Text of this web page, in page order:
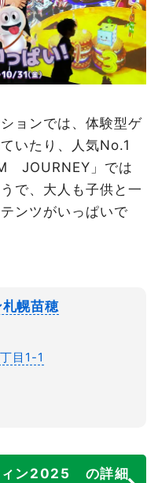
ョンでは、体験型ゲ
いたり、人気No.1
JOURNEY」では
で、大人も子供と一
ンツがいっぱいで
幌苗穂
目1-1
ィン2025 の詳細